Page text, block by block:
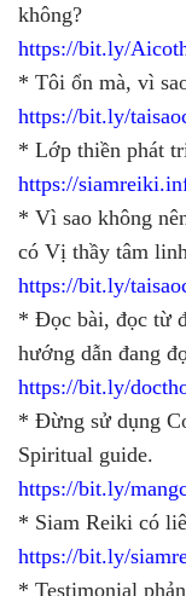
không?
https://bit.ly/
* Tôi ổn mà, vì
https://bit.ly/
* Lớp thiền phát
https://
* Vì sao không
có Vị thầy tâm
https://bit.ly/
* Đọc bài, đọc từ
hướng dẫn đang
https://bit.ly/
* Đừng sử dụng
Spiritual guide.
https://bit.ly/
* Siam Reiki có
https://bit.ly/
* Testimonial